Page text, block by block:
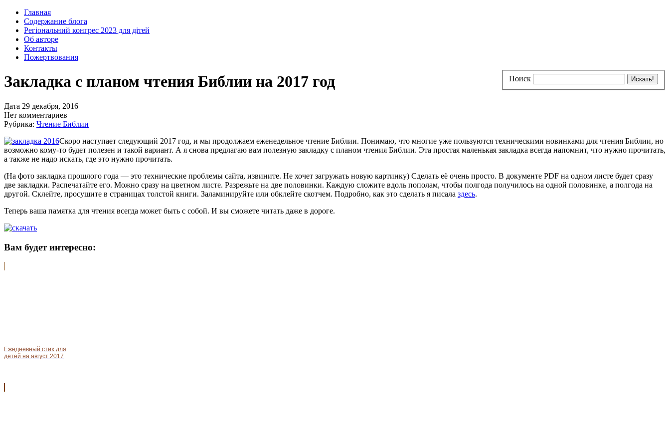
Главная
Содержание блога
Регіональний конгрес 2023 для дітей
Об авторе
Контакты
Пожертвования
Поиск
Закладка с планом чтения Библии на 2017 год
Дата 29 декабря, 2016
Нет комментариев
Рубрика: Чтение Библии
Скоро наступает следующий 2017 год, и мы продолжаем еженедельное чтение Библии. Понимаю, что многие уже пользуются техническими новинками для чтения Библии, но
возможно кому-то будет полезен и такой вариант. А я снова предлагаю вам полезную закладку с планом чтения Библии. Эта простая маленькая закладка всегда напомнит, что нужно прочитать,
а также не надо искать, где это нужно прочитать.
(На фото закладка прошлого года — это технические проблемы сайта, извините. Не хочет загружать новую картинку) Сделать её очень просто. В документе PDF на одном листе будет сразу
две закладки. Распечатайте его. Можно сразу на цветном листе. Разрежьте на две половинки. Каждую сложите вдоль пополам, чтобы полгода получилось на одной половинке, а полгода на
другой. Склейте, просушите в страницах толстой книги. Заламинируйте или обклейте скотчем. Подробно, как это сделать я писала здесь.
Теперь ваша памятка для чтения всегда может быть с собой. И вы сможете читать даже в дороге.
Вам будет интересно:
Ежедневный стих для
детей на август 2017